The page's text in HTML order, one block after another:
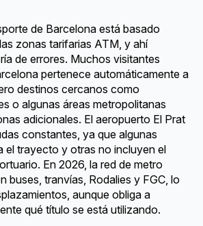
de Barcelona está basado
zonas tarifarias ATM, y ahí
de errores. Muchos visitantes
pertenece automáticamente a
destinos cercanos como
o algunas áreas metropolitanas
adicionales. El aeropuerto El Prat
constantes, ya que algunas
el trayecto y otras no incluyen el
En 2026, la red de metro
buses, tranvías, Rodalies y FGC, lo
aunque obliga a
qué título se está utilizando.